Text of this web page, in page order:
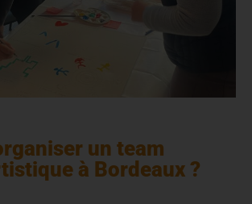
un team
à Bordeaux ?